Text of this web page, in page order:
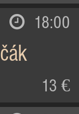
18:00
13 €